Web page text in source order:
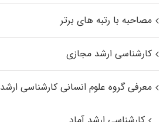
مصاحبه با رتبه های برتر
کارشناسی ارشد مجازی
معرفی گروه علوم انسانی کارشناسی ارشد